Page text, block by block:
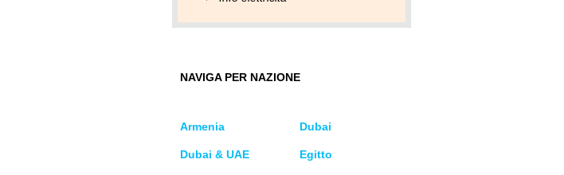
NAVIGA PER NAZIONE
Armenia Dubai
Dubai & UAE Egitto